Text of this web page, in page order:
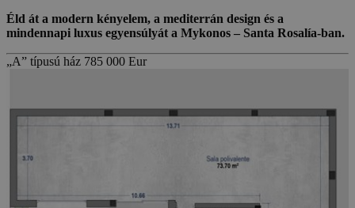
Éld át a modern kényelem, a mediterrán design és a
mindennapi luxus egyensúlyát a Mykonos – Santa Rosalía-ban.
„A” típusú ház 785 000 Eur